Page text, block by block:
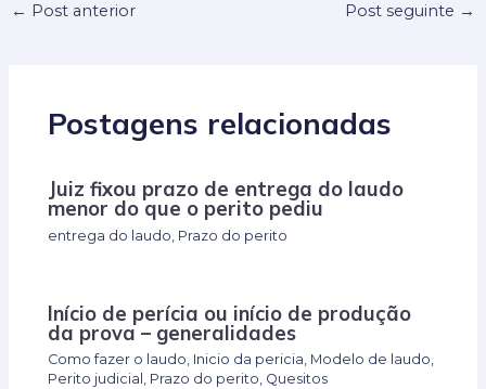
← Post anterior Post seguinte →
Postagens relacionadas
Juiz fixou prazo de entrega do laudo
menor do que o perito pediu
entrega do laudo Prazo do perito
Início de perícia ou início de produção
da prova – generalidades
Como fazer o laudo, Inicio da pericia, Modelo de laudo,
Perito judicial , Prazo do perito, Quesitos